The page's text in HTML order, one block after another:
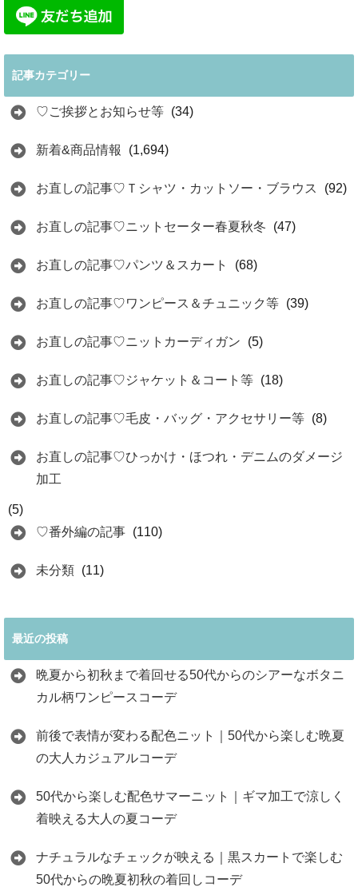
記事カテゴリー
♡ご挨拶とお知らせ等 (34)
新着&商品情報 (1,694)
お直しの記事♡Ｔシャツ・カットソー・ブラウス (92)
お直しの記事♡ニットセーター春夏秋冬 (47)
お直しの記事♡パンツ＆スカート (68)
お直しの記事♡ワンピース＆チュニック等 (39)
お直しの記事♡ニットカーディガン (5)
お直しの記事♡ジャケット＆コート等 (18)
お直しの記事♡毛皮・バッグ・アクセサリー等 (8)
お直しの記事♡ひっかけ・ほつれ・デニムのダメージ
加工
(5)
♡番外編の記事 (110)
未分類 (11)
最近の投稿
晩夏から初秋まで着回せる50代からのシアーなボタニ
カル柄ワンピースコーデ
前後で表情が変わる配色ニット｜50代から楽しむ晩夏
の大人カジュアルコーデ
50代から楽しむ配色サマーニット｜ギマ加工で涼しく
着映える大人の夏コーデ
ナチュラルなチェックが映える｜黒スカートで楽しむ
50代からの晩夏初秋の着回しコーデ